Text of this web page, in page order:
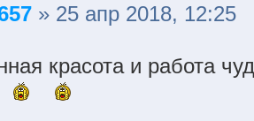
» 25 апр 2018, 12:25
красота и работа